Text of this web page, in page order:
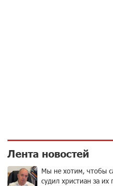
Лента новостей
Мы не хотим, чтобы
судил христиан за их